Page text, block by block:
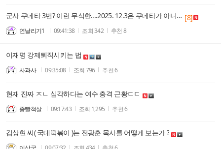
군사 쿠데타 3번? 이런 무식한....2025. 12.3은 쿠데타가 아니었다.... [8]
연날리기1 09:41:38 조회342 추천 8
이재명 강제퇴직시키는 법
사과사 09:35:08 조회 796 추천6
현재 진짜 ㅈㄴ 심각하다는 여수 충격 근황ㄷㄷ
종빨척살 09:17:43 조회 1,295 추천6
김상현 씨( 국대떡볶이 )는 전광훈 목사를 어떻게 보는가 ?